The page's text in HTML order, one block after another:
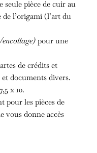
seule pièce de cuir au
l’origami (l’art du
pour une
de crédits et
documents divers.
x 10.
pour les pièces de
vous donne accès